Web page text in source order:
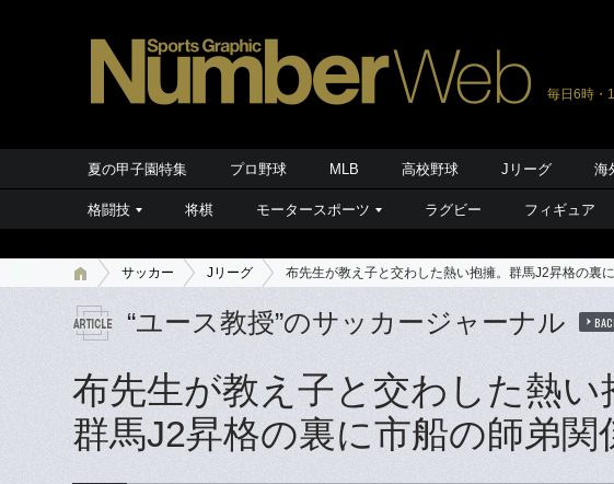
毎日6時・
夏の甲子園特集 プロ野球 MLB 高校野球 Jリーグ 海
格闘技 将棋 モータースポーツ ラグビー フィギュア
サッカー Jリーグ 布先生が教え子と交わした熱い抱擁。群馬J2昇格の裏に
“ユース教授”のサッカージャーナル
布先生が教え子と交わした熱い
群馬J2昇格の裏に市船の師弟関